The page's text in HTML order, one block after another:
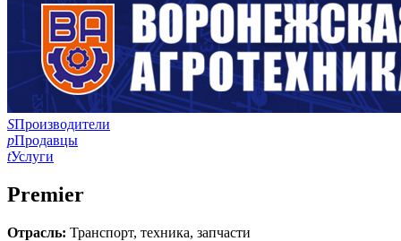
SПроизводители
pПродавцы
tУслуги
Premier
Отрасль: Транспорт, техника, запчасти